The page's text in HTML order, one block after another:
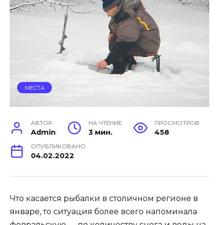
МЕСТА
АВТОР
Admin
НА ЧТЕНИЕ
3 мин.
ПРОСМОТРОВ
458
ОПУБЛИКОВАНО
04.02.2022
Что касается рыбалки в столичном регионе в
январе, то ситуация более всего напоминала